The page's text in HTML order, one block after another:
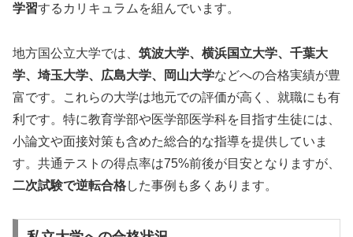
学習するカリキュラムを組んでいます。
地方国公立大学では、 筑波大学、横浜国立大学、千葉大
学、埼玉大学、広島大学、岡山大学などへの合格実績が豊
富です。これらの大学は地元での評価が高く、就職にも有
利です。特に教育学部や医学部医学科を目指す生徒には、
小論文や面接対策も含めた総合的な指導を提供していま
す。共通テストの得点率は75%前後が目安となりますが、
二次試験で逆転合格した事例も多くあります。